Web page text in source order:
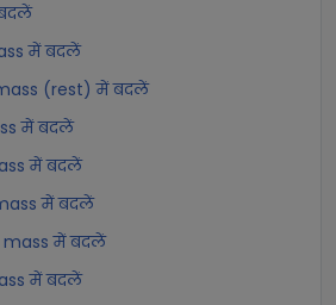
में बदलें
(rest) में बदलें
में बदलें
में बदलें
में बदलें
mass में बदलें
में बदलें